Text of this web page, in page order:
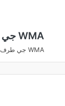
AC3 جي طرف WMA
تبديل ڪريو AC3 جي طرف WMA